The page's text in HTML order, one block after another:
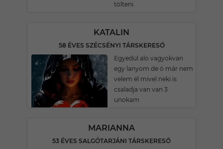
tölteni.
KATALIN
58 ÉVES SZÉCSÉNYI TÁRSKERESŐ
Egyedül alo vagyokvan
egy lanyom de ö már nem
velem él mivel neki is
csaladja van van 3
unokam
MARIANNA
53 ÉVES SALGÓTARJÁNI TÁRSKERESŐ